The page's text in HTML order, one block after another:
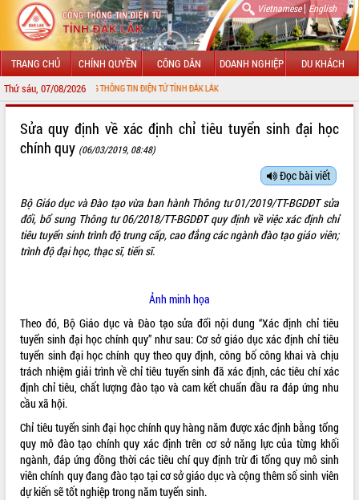
Vietnamese| English
TRANG CHỦ CHÍNH QUYỀN CÔNG DÂN DOANH NGHIỆP DU KHÁCH
Thứ sáu, 07/08/2026
ĐẾN VỚI CỔNG THÔNG TIN ĐIỆN TỬ TỈNH ĐẮK LẮK
LÃNH ĐẠO UBND TỈNH
SỞ, BAN, NGÀNH
UBND CÁC XÃ, PHƯỜNG
HỆ THỐNG VĂN BẢN
VĂN BẢN HĐND TỈNH
ĐIỂM TIN VĂN BẢN
QUY HOẠCH - KẾ HOẠCH
Sửa quy định về xác định chỉ tiêu tuyển sinh đại học
chính quy (06/03/2019, 08:48)
Đọc bài viết
Bộ Giáo dục và Đào tạo vừa ban hành Thông tư 01/2019/TT-BGDĐT sửa
đổi, bổ sung Thông tư 06/2018/TT-BGDĐT quy định về việc xác định chỉ
tiêu tuyển sinh trình độ trung cấp, cao đẳng các ngành đào tạo giáo viên;
trình độ đại học, thạc sĩ, tiến sĩ.
Ảnh minh họa
Theo đó, Bộ Giáo dục và Đào tạo sửa đổi nội dung “Xác định chỉ tiêu
tuyển sinh đại học chính quy” như sau: Cơ sở giáo dục xác định chỉ tiêu
tuyển sinh đại học chính quy theo quy định, công bố công khai và chịu
trách nhiệm giải trình về chỉ tiêu tuyển sinh đã xác định, các tiêu chí xác
định chỉ tiêu, chất lượng đào tạo và cam kết chuẩn đầu ra đáp ứng nhu
cầu xã hội.
Chỉ tiêu tuyển sinh đại học chính quy hàng năm được xác định bằng tổng
quy mô đào tạo chính quy xác định trên cơ sở năng lực của từng khối
ngành, đáp ứng đồng thời các tiêu chí quy định trừ đi tổng quy mô sinh
viên chính quy đang đào tạo tại cơ sở giáo dục và cộng thêm số sinh viên
dự kiến sẽ tốt nghiệp trong năm tuyển sinh.